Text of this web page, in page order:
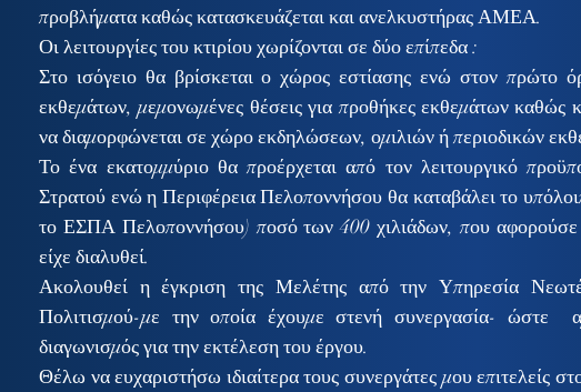
προβλήματα καθώς κατασκευάζεται και ανελκυστήρας ΑΜΕΑ.
Οι λειτουργίες του κτιρίου χωρίζονται σε δύο επίπεδα :
Στο ισόγειο θα βρίσκεται ο χώρος εστίασης ενώ στον πρώτο
εκθεμάτων, μεμονωμένες θέσεις για προθήκες εκθεμάτων καθώς
να διαμορφώνεται σε χώρο εκδηλώσεων, ομιλιών ή περιοδικών
Το ένα εκατομμύριο θα προέρχεται από τον λειτουργικό
Στρατού ενώ η Περιφέρεια Πελοποννήσου θα καταβάλει το
το ΕΣΠΑ Πελοποννήσου) ποσό των 400 χιλιάδων, που αφορούσε
είχε διαλυθεί.
Ακολουθεί η έγκριση της Μελέτης από την Υπηρεσία
Πολιτισμού-με την οποία έχουμε στενή συνεργασία- ώστε
διαγωνισμός για την εκτέλεση του έργου.
Θέλω να ευχαριστήσω ιδιαίτερα τους συνεργάτες μου επιτελείς